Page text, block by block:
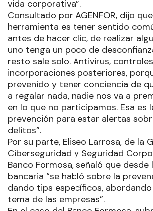
vida corporativa”.
Consultado por AGENFOR, dijo
herramienta es tener sentido
antes de hacer clic, de realizar
uno tenga un poco de
resto sale solo. Antivirus,
incorporaciones posteriores,
prevenido y tener conciencia de
a regalar nada, nadie nos va a
en lo que no participamos. Esa es
prevención para estar alertas
delitos”.
Por su parte, Eliseo Larrosa, de la
Ciberseguridad y Seguridad
Banco Formosa, señaló que desde
bancaria “se habló sobre la
dando tips específicos,
tema de las empresas”.